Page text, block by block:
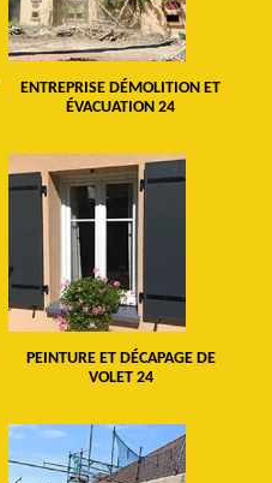
ENTREPRISE DÉMOLITION ET
ÉVACUATION 24
PEINTURE ET DÉCAPAGE DE
VOLET 24